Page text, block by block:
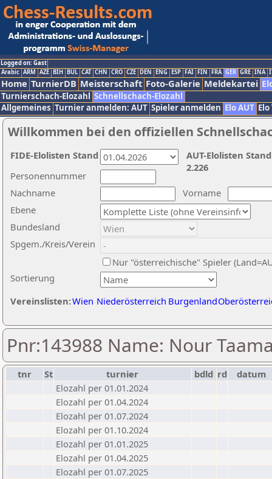
Logged on: Gast
Arabic ARM AZE BIH BUL CAT CHN CRO CZE DEN ENG ESP FAI FIN FRA GER GRE INA
Home TurnierDB Meisterschaft Foto-Galerie Meldekartei
Turnierschach-Elozahl Schnellschach-Elozahl
Allgemeines Turnier anmelden: AUT Spieler anmelden Elo AUT
Willkommen bei den offiziellen
Nachname
Vorname
Ebene
Sortierung
Personennummer
Bundesland
Spgem./Kreis/Verein
Nur "österreichische" Spieler
Vereinslisten:Wien Niederösterreich Burgenland
AUT-Elolisten
2.226
FIDE-Elolisten Stand
Pnr:143988 Name: Nour
tnr St turnier bdld rd
datum
Elozahl per 01.01.2024
Elozahl per 01.04.2024
Elozahl per 01.07.2024
Elozahl per 01.10.2024
Elozahl per 01.01.2025
Elozahl per 01.04.2025
Elozahl per 01.07.2025